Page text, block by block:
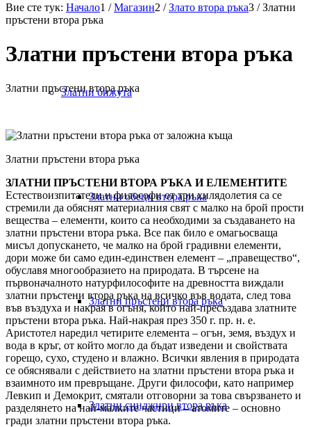
Златни бижута
Златни обеци втора ръка
Златни пръстени втора ръка
Златни синджири втора ръка
Вие сте тук: Начало1 / Магазин2 / Злато втора ръка3 / Златни
пръстени втора ръка
Златни пръстени втора ръка
Златни пръстени втора ръка
Златни пръстени втора ръка
ЗЛАТНИ ПРЪСТЕНИ ВТОРА РЪКА И ЕЛЕМЕНТИТЕ
Естествоизпитатели и философи от три хилядолетия са се
стремили да обяснят материалния свят с малко на брой прости
вещества – елементи, които са необходими за създаването на
златни пръстени втора ръка. Все пак било е омагьосваща
мисъл допускането, че малко на брой градивни елементи,
дори може би само един-единствен елемент – „правещество“,
обуславя многообразието на природата. В търсене на
първоначалното натурфилософите на древността виждали
златни пръстени втора ръка на всичко във водата, след това
във въздуха и накрая в огъня, който най-пресъздава златните
пръстени втора ръка. Най-накрая през 350 г. пр. н. е.
Аристотел наредил четирите елемента – огън, земя, въздух и
вода в кръг, от който могло да бъдат изведени и свойствата
горещо, сухо, студено и влажно. Всички явления в природата
се обяснявали с действието на златни пръстени втора ръка и
взаимното им превръщане. Други философи, като например
Левкип и Демокрит, смятали отговорни за това свързването и
разделянето на най-малките частици – атомите – основно
гради златни пръстени втора ръка.